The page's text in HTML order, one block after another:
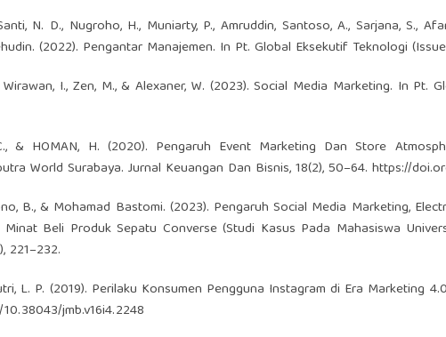
N. D., Nugroho, H., Muniarty, P., Amruddin, Santoso, A., Sarjana, S.,
(2022). Pengantar Manajemen. In Pt. Global Eksekutif Teknologi
Wirawan, I., Zen, M., & Alexaner, W. (2023). Social Media Marketing. In Pt.
C., & HOMAN, H. (2020). Pengaruh Event Marketing Dan Store
World Surabaya. Jurnal Keuangan Dan Bisnis, 18(2), 50–64. https://
B., & Mohamad Bastomi. (2023). Pengaruh Social Media Marketing,
Beli Produk Sepatu Converse (Studi Kasus Pada Mahasiswa
221–232.
L. P. (2019). Perilaku Konsumen Pengguna Instagram di Era Marketing
jmb.v16i4.2248